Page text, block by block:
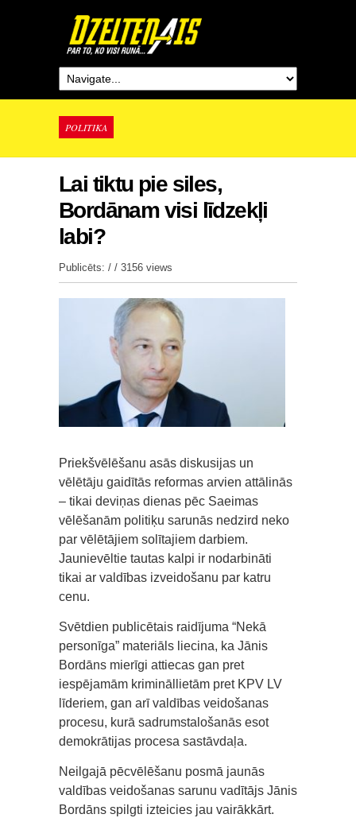
POLITIKA
Lai tiktu pie siles,
Bordānam visi līdzekļi
labi?
Publicēts: / / 3156 views
Priekšvēlēšanu asās diskusijas un
vēlētāju gaidītās reformas arvien attālinās
– tikai deviņas dienas pēc Saeimas
vēlēšanām politiķu sarunās nedzird neko
par vēlētājiem solītajiem darbiem.
Jaunievēltie tautas kalpi ir nodarbināti
tikai ar valdības izveidošanu par katru
cenu.
Svētdien publicētais raidījuma “Nekā
personīga” materiāls liecina, ka Jānis
Bordāns mierīgi attiecas gan pret
iespējamām krimināllietām pret KPV LV
līderiem, gan arī valdības veidošanas
procesu, kurā sadrumstalošanās esot
demokrātijas procesa sastāvdaļa.
Neilgajā pēcvēlēšanu posmā jaunās
valdības veidošanas sarunu vadītājs Jānis
Bordāns spilgti izteicies jau vairākkārt.